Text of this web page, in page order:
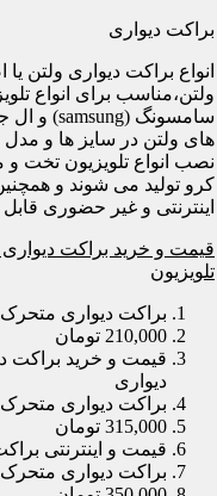
براکت دیواری
انواع براکت دیواری ولتن
ولتن،مناسب برای انواع
های ولتن در سایز ها و
نصب انواع تلویزیون تخت
کرو تولید می شوند و
اینترنتی و غیر حضوری
قیمت و خرید براکت دیواری
تلویزیون
براکت دیواری
210,000 تومان
قیمت و خرید براکت
دیواری
براکت دیواری
315,000 تومان
قیمت و اینترنتی
براکت دیواری